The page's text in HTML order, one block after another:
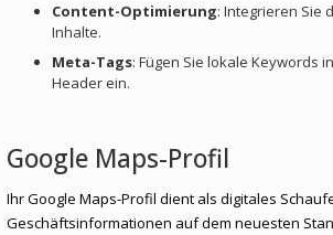
Content-Optimierung: Integrieren Sie
Inhalte.
Meta-Tags: Fügen Sie lokale Keywords
Header ein.
Google Maps-Profil
Ihr Google Maps-Profil dient als digitales
Geschäftsinformationen auf dem neuesten